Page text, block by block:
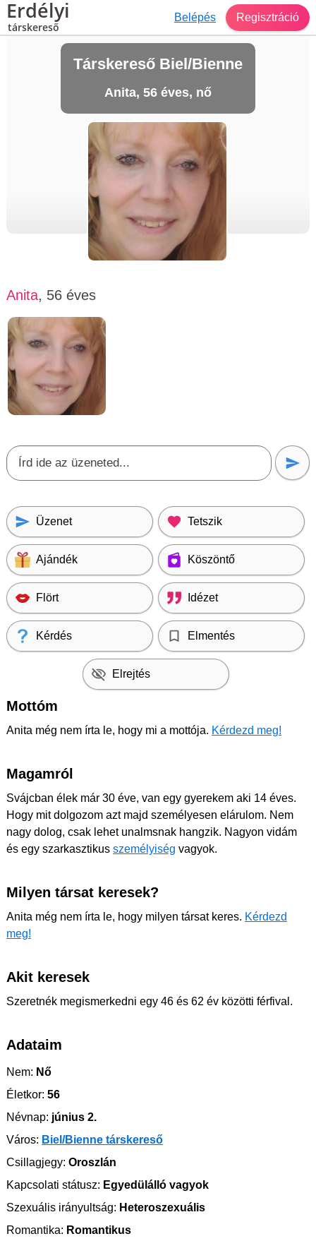
Erdélyi
társkereső
Belépés Regisztráció
Társkereső Biel/Bienne
Anita, 56 éves, nő
Anita, 56 éves
Üzenet Tetszik
Ajándék Köszöntő
Flört Idézet
Kérdés Elmentés
Elrejtés
Mottóm
Anita még nem írta le, hogy mi a mottója. Kérdezd meg!
Magamról
Svájcban élek már 30 éve, van egy gyerekem aki 14 éves.
Hogy mit dolgozom azt majd személyesen elárulom. Nem
nagy dolog, csak lehet unalmsnak hangzik. Nagyon vidám
és egy szarkasztikus személyiség vagyok.
Milyen társat keresek?
Anita még nem írta le, hogy milyen társat keres. Kérdezd
meg!
Akit keresek
Szeretnék megismerkedni egy 46 és 62 év közötti férfival.
Adataim
Nem: Nő
Életkor: 56
Névnap: június 2.
Város: Biel/Bienne társkereső
Csillagjegy: Oroszlán
Kapcsolati státusz: Egyedülálló vagyok
Szexuális irányultság: Heteroszexuális
Romantika: Romantikus